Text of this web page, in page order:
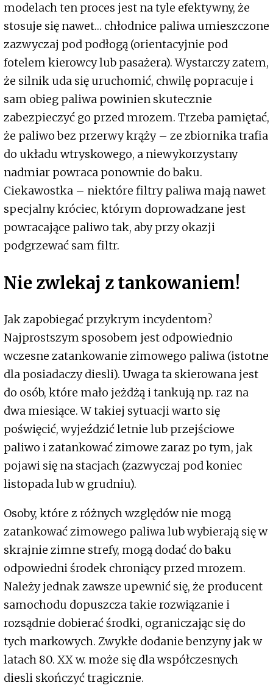
modelach ten proces jest na tyle efektywny, że
stosuje się nawet… chłodnice paliwa umieszczone
zazwyczaj pod podłogą (orientacyjnie pod
fotelem kierowcy lub pasażera). Wystarczy zatem,
że silnik uda się uruchomić, chwilę popracuje i
sam obieg paliwa powinien skutecznie
zabezpieczyć go przed mrozem. Trzeba pamiętać,
że paliwo bez przerwy krąży – ze zbiornika trafia
do układu wtryskowego, a niewykorzystany
nadmiar powraca ponownie do baku.
Ciekawostka – niektóre filtry paliwa mają nawet
specjalny króciec, którym doprowadzane jest
powracające paliwo tak, aby przy okazji
podgrzewać sam filtr.
Nie zwlekaj z tankowaniem!
Jak zapobiegać przykrym incydentom?
Najprostszym sposobem jest odpowiednio
wczesne zatankowanie zimowego paliwa (istotne
dla posiadaczy diesli). Uwaga ta skierowana jest
do osób, które mało jeżdżą i tankują np. raz na
dwa miesiące. W takiej sytuacji warto się
poświęcić, wyjeździć letnie lub przejściowe
paliwo i zatankować zimowe zaraz po tym, jak
pojawi się na stacjach (zazwyczaj pod koniec
listopada lub w grudniu).
Osoby, które z różnych względów nie mogą
zatankować zimowego paliwa lub wybierają się w
skrajnie zimne strefy, mogą dodać do baku
odpowiedni środek chroniący przed mrozem.
Należy jednak zawsze upewnić się, że producent
samochodu dopuszcza takie rozwiązanie i
rozsądnie dobierać środki, ograniczając się do
tych markowych. Zwykłe dodanie benzyny jak w
latach 80. XX w. może się dla współczesnych
diesli skończyć tragicznie.